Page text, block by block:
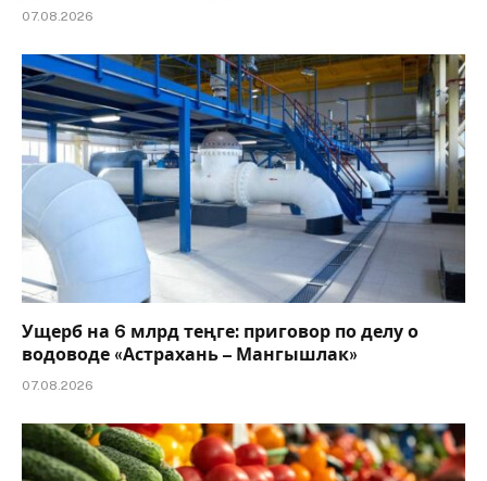
07.08.2026
Ущерб на 6 млрд теңге: приговор по делу о
водоводе «Астрахань – Мангышлак»
07.08.2026